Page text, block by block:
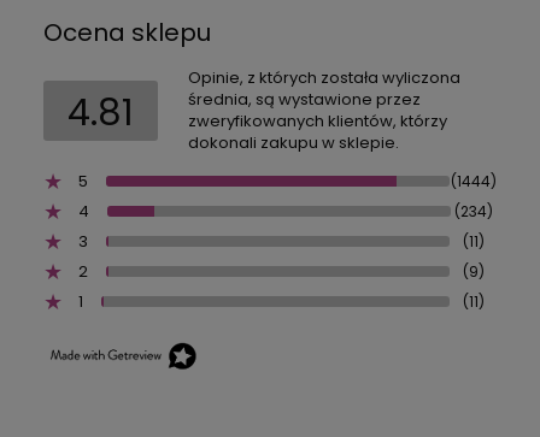
Ocena sklepu
4.81
Opinie, z których została wyliczona
średnia, są wystawione przez
zweryfikowanych klientów, którzy
dokonali zakupu w sklepie.
5
(1444)
4 (234)
3 (11)
2 (9)
1 (11)